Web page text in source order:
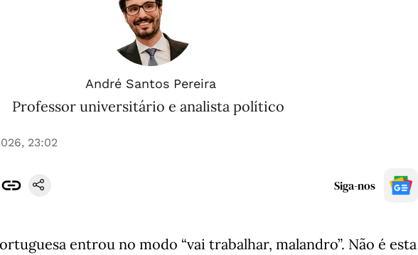
André Santos Pereira
Professor universitário e analista político
23:02
Siga-nos
entrou no modo “vai trabalhar, malandro”. Não é esta